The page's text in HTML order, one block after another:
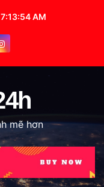
7:13:56 AM
mẽ hơn